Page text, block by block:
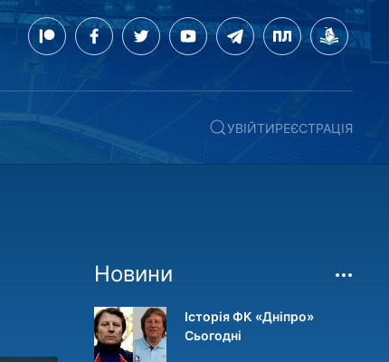
УВІЙТИРЕЄСТРАЦІЯ
Новини
Історія ФК «Дніпро»
Сьогодні